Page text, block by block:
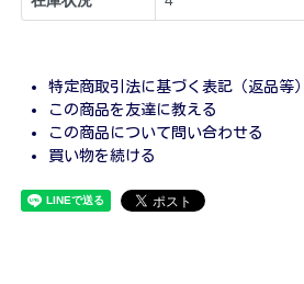
特定商取引法に基づく表記（返品等）
この商品を友達に教える
この商品について問い合わせる
買い物を続ける